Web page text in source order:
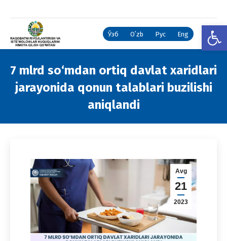
Ўзб Oʻzb Рус Eng
7 mlrd so‘mdan ortiq davlat xaridlari
jarayonida qonun talablari buzilishi
aniqlandi
Avg
21
2023